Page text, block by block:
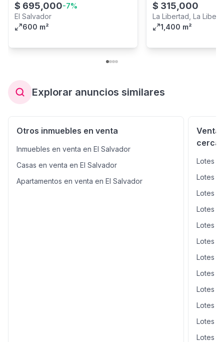
$ 695,000-7%
El Salvador
600 m²
$ 315,000
La Libertad, La
1,400 m²
Explorar anuncios similares
Otros inmuebles en venta
Inmuebles en venta en El Salvador
Casas en venta en El Salvador
Apartamentos en venta en El Salvador
Venta
Lotes y
Lotes y
Lotes y
Lotes y
Lotes y
Lotes y
Lotes y
Lotes y
Lotes y
Lotes y
Lotes y
Lotes y